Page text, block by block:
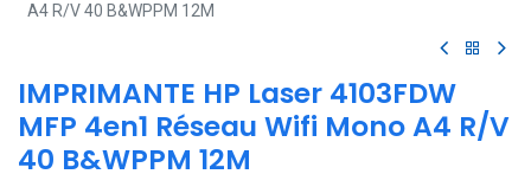
A4 R/V 40 B&WPPM 12M
IMPRIMANTE HP Laser 4103FDW
MFP 4en1 Réseau Wifi Mono A4 R/V
40 B&WPPM 12M